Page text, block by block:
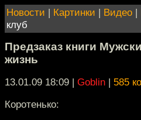
Новости | Картинки | Видео |
клуб
Предзаказ книги
жизнь
13.01.09 18:09 | Goblin | 585
Коротенько: